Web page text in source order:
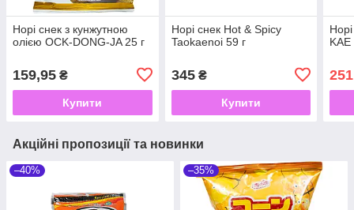
Норі снек з кунжутною
олією OCK-DONG-JA 25 г
159,95 ₴
Купити
Норі снек Hot & Spicy
Taokaenoi 59 г
345₴
Купити
KAE
Акційні пропозиції та новинки
–40% –35%